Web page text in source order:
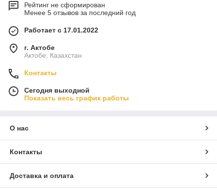
Рейтинг не сформирован
Менее 5 отзывов за последний год
Работает с 17.01.2022
г. Актобе
Актобе, Казахстан
Контакты
Сегодня выходной
Показать весь график работы
О нас
Контакты
Доставка и оплата